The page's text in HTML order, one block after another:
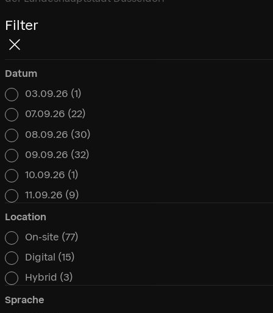
Filter
Datum
Datum
03.09.26 (1)
07.09.26 (22)
08.09.26 (30)
09.09.26 (32)
10.09.26 (1)
11.09.26 (9)
Location
Location
On-site (77)
Digital (15)
Hybrid (3)
Sprache